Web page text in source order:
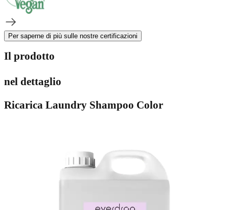
Per saperne di più sulle nostre certificazioni
Il prodotto
nel dettaglio
Ricarica Laundry Shampoo Color